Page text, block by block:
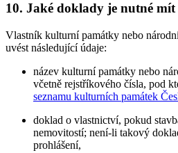
10. Jaké doklady je nutné mít
Vlastník kulturní památky nebo
uvést následující údaje:
název kulturní památky nebo
včetně rejstříkového čísla, pod
seznamu kulturních památek
doklad o vlastnictví, pokud
nemovitostí; není-li takový
prohlášení,